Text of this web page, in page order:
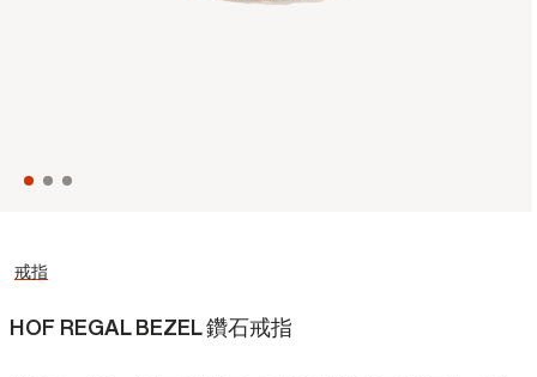
戒指
HOF REGAL BEZEL 鑽石戒指